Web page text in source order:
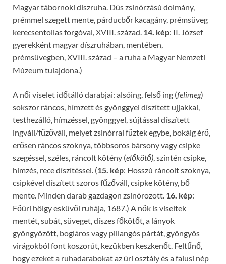
Magyar tábornoki díszruha. Dús zsinórzású dolmány,
prémmel szegett mente, párducbőr kacagány, prémsüveg
kerecsentollas forgóval, XVIII. század. 14. kép: II. József
gyerekként magyar díszruhában, mentében,
prémsüvegben, XVIII. század – a ruha a Magyar Nemzeti
Múzeum tulajdona.)
A női viselet időtálló darabjai: alsóing, felső ing (felimeg)
sokszor ráncos, hímzett és gyönggyel díszített ujjakkal,
testhezálló, hímzéssel, gyönggyel, sújtással díszített
ingváll/fűzőváll, melyet zsinórral fűztek egybe, bokáig érő,
erősen ráncos szoknya, többsoros bársony vagy csipke
szegéssel, széles, ráncolt kötény (előkötő), szintén csipke,
hímzés, rece díszítéssel. (15. kép: Hosszú ráncolt szoknya,
csipkével díszített szoros fűzőváll, csipke kötény, bő
mente. Minden darab gazdagon zsinórozott. 16. kép:
Főúri hölgy esküvői ruhája, 1687.) A nők is viseltek
mentét, subát, süveget, díszes főkötőt, a lányok
gyöngyözött, bogláros vagy pillangós pártát, gyöngyös
virágokból font koszorút, kezükben keszkenőt. Feltűnő,
hogy ezeket a ruhadarabokat az úri osztály és a falusi nép